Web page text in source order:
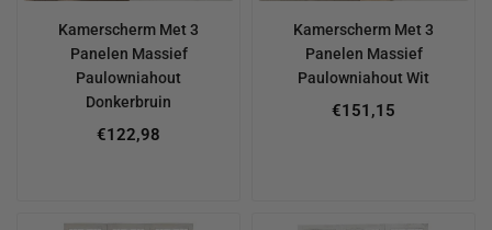
Kamerscherm Met 3
Panelen Massief
Paulowniahout
Donkerbruin
€122,98
Kamerscherm Met 3
Panelen Massief
Paulowniahout Wit
€151,15